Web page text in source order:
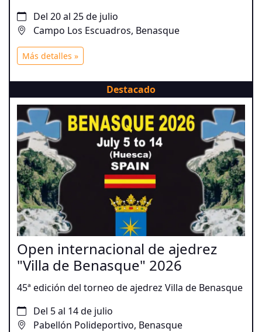
el primer equipo realiza su pretemporada.
Del 20 al 25 de julio
Campo Los Escuadros, Benasque
Más detalles »
Destacado
Open internacional de ajedrez
"Villa de Benasque" 2026
45ª edición del torneo de ajedrez Villa de Benasque
Del 5 al 14 de julio
Pabellón Polideportivo, Benasque